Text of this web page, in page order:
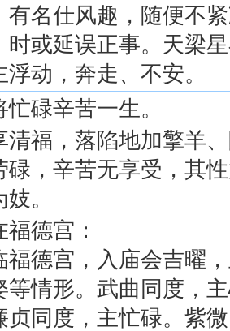
有名仕风趣，随便不
时或延误正事。天梁
动，奔走、不安。
碌辛苦一生。
清福，落陷地加擎羊
碌，辛苦无享受，其
。
德宫：
福德宫，入庙会吉曜
等情形。武曲同度，
贞同度，主忙碌。紫